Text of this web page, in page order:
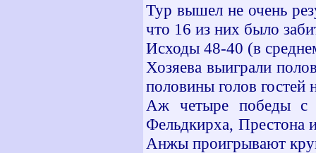
Тур вышел не очень
что 16 из них было
Исходы 48-40 (в
Хозяева выиграли
половины голов гостей
Аж четыре победы с
Фельдкирха, Престона
Анжы проигрывают